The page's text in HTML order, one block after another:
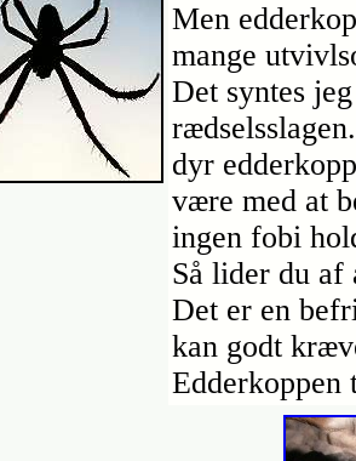
Men
mange
Det syntes
dyr
være med at
ingen fobi
Så lider du af
Det er en
kan godt
Edderkoppen